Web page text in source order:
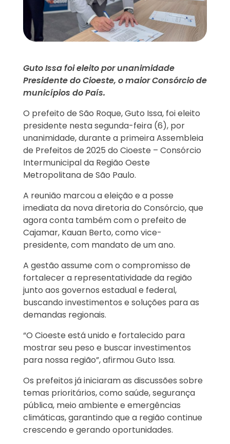
Guto Issa foi eleito por unanimidade
Presidente do Cioeste, o maior Consórcio de
municípios do País.
O prefeito de São Roque, Guto Issa, foi eleito
presidente nesta segunda-feira (6), por
unanimidade, durante a primeira Assembleia
de Prefeitos de 2025 do Cioeste – Consórcio
Intermunicipal da Região Oeste
Metropolitana de São Paulo.
A reunião marcou a eleição e a posse
imediata da nova diretoria do Consórcio, que
agora conta também com o prefeito de
Cajamar, Kauan Berto, como vice-
presidente, com mandato de um ano.
A gestão assume com o compromisso de
fortalecer a representatividade da região
junto aos governos estadual e federal,
buscando investimentos e soluções para as
demandas regionais.
“O Cioeste está unido e fortalecido para
mostrar seu peso e buscar investimentos
para nossa região”, afirmou Guto Issa.
Os prefeitos já iniciaram as discussões sobre
temas prioritários, como saúde, segurança
pública, meio ambiente e emergências
climáticas, garantindo que a região continue
crescendo e gerando oportunidades.